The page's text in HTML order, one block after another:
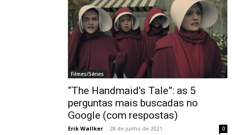
Filmes/Séries
“The Handmaid’s Tale”: as 5
perguntas mais buscadas no
Google (com respostas)
Erik Wallker - 28 de junho de 2021 0